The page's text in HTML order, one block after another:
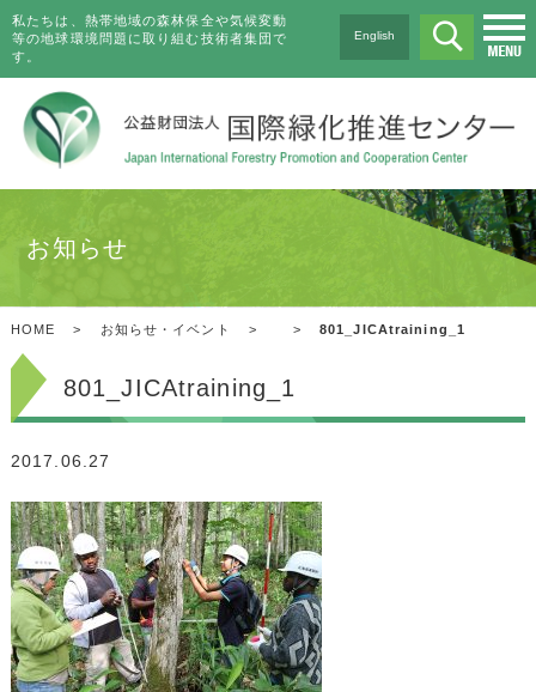
私たちは、熱帯地域の森林保全や気候変動
等の地球環境問題に取り組む技術者集団で
す。
English
お知らせ
HOME > お知らせ・イベント > > 801_JICAtraining_1
801_JICAtraining_1
2017.06.27